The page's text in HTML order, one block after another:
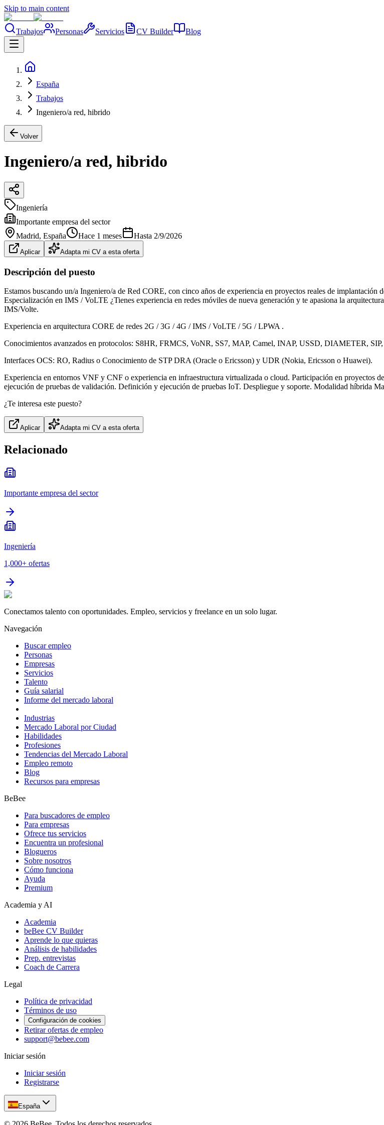
Skip to main content
Trabajos Personas Servicios CV Builder Blog
España
Trabajos
Ingeniero/a red, hibrido
Volver
Ingeniero/a red, hibrido
Ingeniería
Importante empresa del sector
Madrid, España Hace 1 meses Hasta 2/9/2026
Aplicar Adapta mi CV a esta oferta
Descripción del puesto
Estamos buscando un/a Ingeniero/a de Red CORE, con cinco años de experiencia en proyectos reales de
Especialización en IMS / VoLTE ¿Tienes experiencia en redes móviles de nueva generación y te apasiona la
IMS/Volte.
Experiencia en arquitectura CORE de redes 2G / 3G / 4G / IMS / VoLTE / 5G / LPWA .
Conocimientos avanzados en protocolos: S8HR, FRMCS, VoNR, SS7, MAP, Camel, INAP, USSD, DIAMETER,
Interfaces OCS: RO, Radius o Conocimiento de STP DRA (Oracle o Ericsson) y UDR (Nokia, Ericsson o Huawei).
Experiencia en entornos VNF y CNF o experiencia en infraestructura virtualizada o cloud. Participación en
ejecución de pruebas de validación. Definición y ejecución de pruebas IoT. Despliegue y soporte. Modalidad híbrida
¿Te interesa este puesto?
Aplicar Adapta mi CV a esta oferta
Relacionado
Importante empresa del sector
Ingeniería
1,000+ ofertas
Conectamos talento con oportunidades. Empleo, servicios y freelance en un solo lugar.
Navegación
Buscar empleo
Personas
Empresas
Servicios
Talento
Guía salarial
Informe del mercado laboral
Industrias
Mercado Laboral por Ciudad
Habilidades
Profesiones
Tendencias del Mercado Laboral
Empleo remoto
Blog
Recursos para empresas
BeBee
Para buscadores de empleo
Para empresas
Ofrece tus servicios
Encuentra un profesional
Blogueros
Sobre nosotros
Cómo funciona
Ayuda
Premium
Academia y AI
Academia
beBee CV Builder
Aprende lo que quieras
Análisis de habilidades
Prep. entrevistas
Coach de Carrera
Legal
Política de privacidad
Términos de uso
Configuración de cookies
Retirar ofertas de empleo
support@bebee.com
Iniciar sesión
Iniciar sesión
Registrarse
España